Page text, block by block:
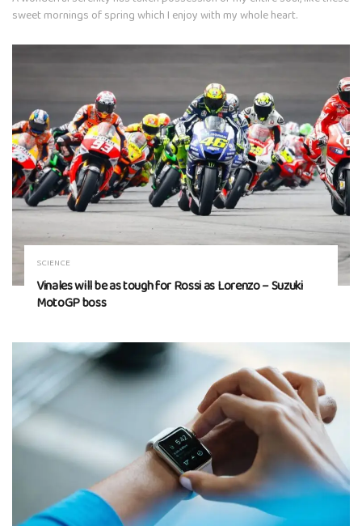
sweet mornings of spring which I enjoy with my whole heart.
SCIENCE
Vinales will be as tough for Rossi as Lorenzo – Suzuki
MotoGP boss